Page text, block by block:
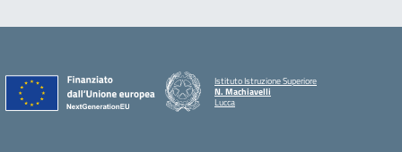
Istituto Istruzione Superiore
N. Machiavelli
Lucca